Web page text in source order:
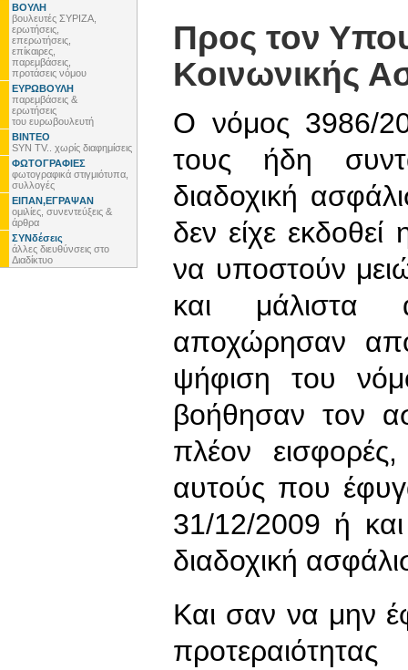
ΒΟΥΛΗ
βουλευτές ΣΥΡΙΖΑ,
ερωτήσεις,
επερωτήσεις,
επίκαιρες,
παρεμβάσεις,
προτάσεις νόμου
ΕΥΡΩΒΟΥΛΗ
παρεμβάσεις &
ερωτήσεις
του ευρωβουλευτή
ΒΙΝΤΕΟ
SYN TV.. χωρίς διαφημίσεις
ΦΩΤΟΓΡΑΦΙΕΣ
φωτογραφικά στιγμιότυπα,
συλλογές
ΕΙΠΑΝ,ΕΓΡΑΨΑΝ
ομιλίες, συνεντεύξεις &
άρθρα
ΣΥΝδέσεις
άλλες διευθύνσεις στο
Διαδίκτυο
Προς τον
Κοινωνικής
Ο νόμος 3986/
τους ήδη
διαδοχική
δεν είχε
να υποστούν
και μάλιστα
αποχώρησαν
ψήφιση του
βοήθησαν τον
πλέον
αυτούς που
31/12/2009 ή
διαδοχική
Και σαν να μην